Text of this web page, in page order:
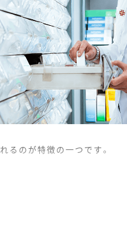
るのが特徴の一つです。
。
ィシャルスポンサーを担う